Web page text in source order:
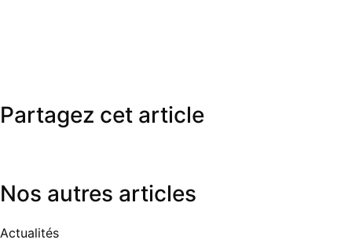
Partagez cet article
Nos autres articles
Actualités